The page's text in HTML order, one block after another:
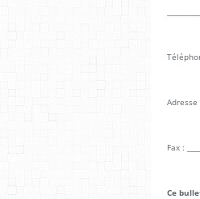
Adresse
Fax :
Ce